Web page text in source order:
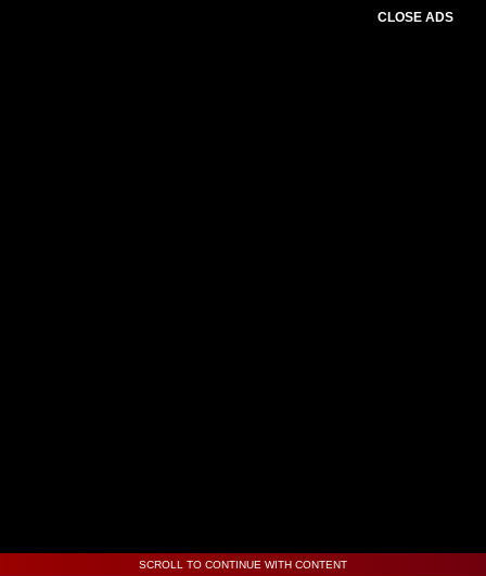
CLOSE ADS
SCROLL TO CONTINUE WITH CONTENT